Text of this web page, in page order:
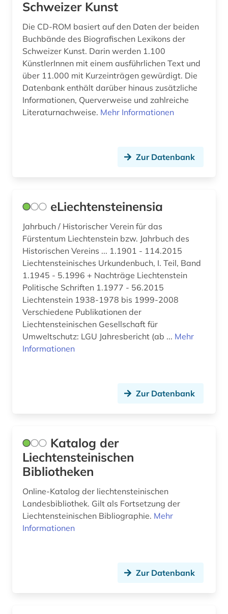
Schweizer Kunst
Die CD-ROM basiert auf den Daten der beiden
Buchbände des Biografischen Lexikons der
Schweizer Kunst. Darin werden 1.100
KünstlerInnen mit einem ausführlichen Text und
über 11.000 mit Kurzeinträgen gewürdigt. Die
Datenbank enthält darüber hinaus zusätzliche
Informationen, Querverweise und zahlreiche
Literaturnachweise. Mehr Informationen
Zur Datenbank
eLiechtensteinensia
Jahrbuch / Historischer Verein für das
Fürstentum Liechtenstein bzw. Jahrbuch des
Historischen Vereins ... 1.1901 - 114.2015
Liechtensteinisches Urkundenbuch, I. Teil, Band
1.1945 - 5.1996 + Nachträge Liechtenstein
Politische Schriften 1.1977 - 56.2015
Liechtenstein 1938-1978 bis 1999-2008
Verschiedene Publikationen der
Liechtensteinischen Gesellschaft für
Umweltschutz: LGU Jahresbericht (ab ... Mehr
Informationen
Zur Datenbank
Katalog der
Liechtensteinischen
Bibliotheken
Online-Katalog der liechtensteinischen
Landesbibliothek. Gilt als Fortsetzung der
Liechtensteinischen Bibliographie. Mehr
Informationen
Zur Datenbank